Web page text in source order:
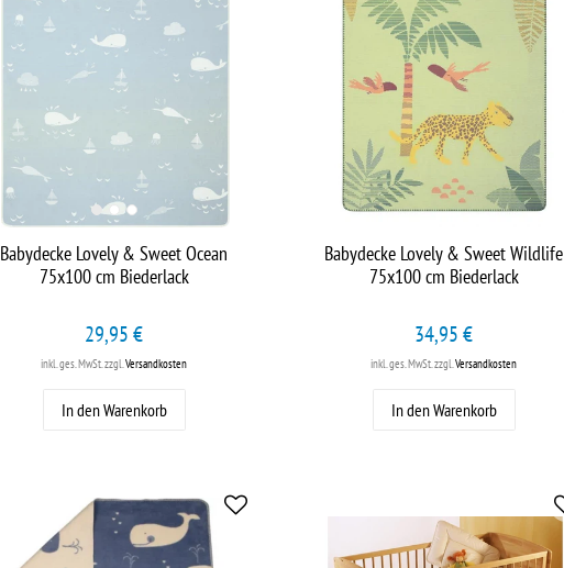
Babydecke Lovely & Sweet Ocean
75x100 cm Biederlack
29,95 €
inkl. ges. MwSt.zzgl.Versandkosten
In den Warenkorb
Babydecke Lovely & Sweet Wildlife
75x100 cm Biederlack
34,95 €
inkl. ges. MwSt.zzgl.Versandkosten
In den Warenkorb